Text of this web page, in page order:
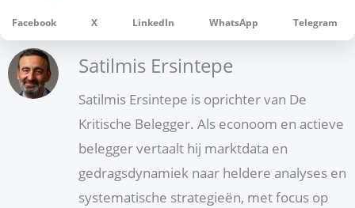
Facebook X LinkedIn WhatsApp Telegram
Satilmis Ersintepe
Satilmis Ersintepe is oprichter van De
Kritische Belegger. Als econoom en actieve
belegger vertaalt hij marktdata en
gedragsdynamiek naar heldere analyses en
systematische strategieën, met focus op